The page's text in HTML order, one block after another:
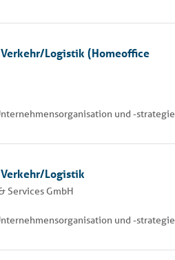
Logistik (Homeoffice
und -strategie
Logistik
Services GmbH
und -strategie